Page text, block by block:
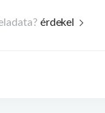
érdekel